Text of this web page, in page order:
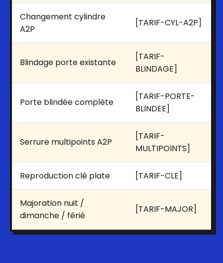
Changement cylindre
A2P
[TARIF-CYL-A2P]
Blindage porte existante
[TARIF-
BLINDAGE]
Porte blindée complète
[TARIF-PORTE-
BLINDEE]
Serrure multipoints A2P
[TARIF-
MULTIPOINTS]
Reproduction clé plate [TARIF-CLE]
Majoration nuit /
dimanche / férié
[TARIF-MAJOR]